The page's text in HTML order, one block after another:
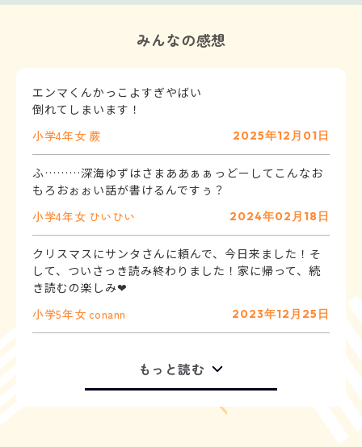
みんなの感想
エンマくんかっこよすぎやばい
小学4年女 蕨 2025年12月01日
ふ………深海ゆずはさまああぁぁっどーしてこんなお
小学4年女 ひいひい 2024年02月18日
クリスマスにサンタさんに頼んで、今日来ました！そ
して、ついさっき読み終わりました！家に帰って、続
き読むの楽しみ❤
小学5年女 conann 2023年12月25日
もっと読む